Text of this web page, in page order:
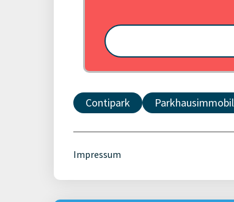
Contipark
Impressum